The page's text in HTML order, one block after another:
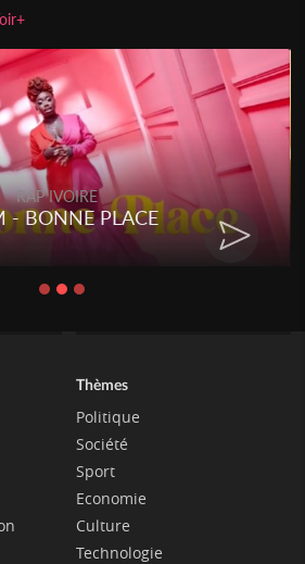
RAP IVOIRE
- BONNE PLACE
Thèmes
Politique
Société
Sport
Economie
Culture
Technologie